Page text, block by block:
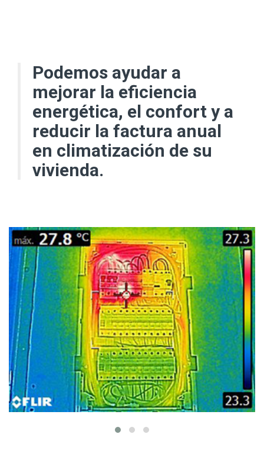
Podemos ayudar a
mejorar la eficiencia
energética, el confort y a
reducir la factura anual
en climatización de su
vivienda.